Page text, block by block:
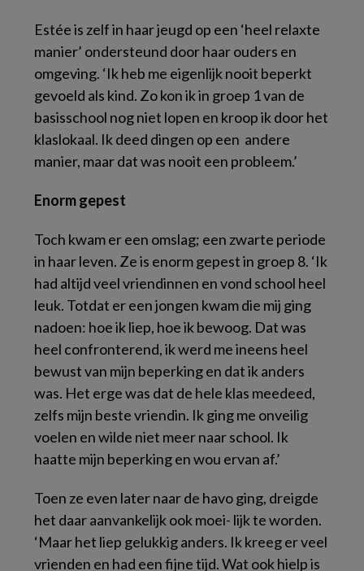
Estée is zelf in haar jeugd op een ‘heel relaxte
manier’ ondersteund door haar ouders en
omgeving. ‘Ik heb me eigenlijk nooit beperkt
gevoeld als kind. Zo kon ik in groep 1 van de
basisschool nog niet lopen en kroop ik door het
klaslokaal. Ik deed dingen op een andere
manier, maar dat was nooit een probleem.’
Enorm gepest
Toch kwam er een omslag; een zwarte periode
in haar leven. Ze is enorm gepest in groep 8. ‘Ik
had altijd veel vriendinnen en vond school heel
leuk. Totdat er een jongen kwam die mij ging
nadoen: hoe ik liep, hoe ik bewoog. Dat was
heel confronterend, ik werd me ineens heel
bewust van mijn beperking en dat ik anders
was. Het erge was dat de hele klas meedeed,
zelfs mijn beste vriendin. Ik ging me onveilig
voelen en wilde niet meer naar school. Ik
haatte mijn beperking en wou ervan af.’
Toen ze even later naar de havo ging, dreigde
het daar aanvankelijk ook moei- lijk te worden.
‘Maar het liep gelukkig anders. Ik kreeg er veel
vrienden en had een fijne tijd. Wat ook hielp is